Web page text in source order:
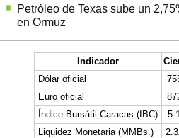
Petróleo de Texas sube un
en Ormuz
Indicador
Dólar oficial
Euro oficial
Índice Bursátil Caracas (IBC)
Liquidez Monetaria (MMBs.)